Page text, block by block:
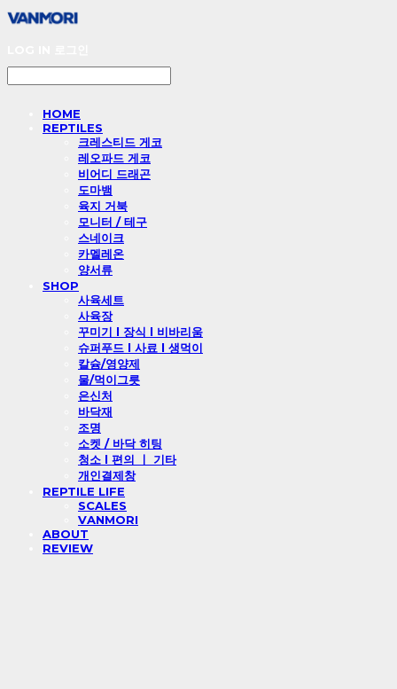
HOME
REPTILES
크레스티드 게코
레오파드 게코
비어디 드래곤
도마뱀
육지 거북
모니터 / 테구
스네이크
카멜레온
양서류
SHOP
사육세트
사육장
꾸미기 l 장식 l 비바리움
슈퍼푸드 l 사료 l 생먹이
칼슘/영양제
물/먹이그릇
은신처
바닥재
조명
소켓 / 바닥 히팅
청소 l 편의 ㅣ 기타
개인결제창
REPTILE LIFE
SCALES
VANMORI
ABOUT
REVIEW